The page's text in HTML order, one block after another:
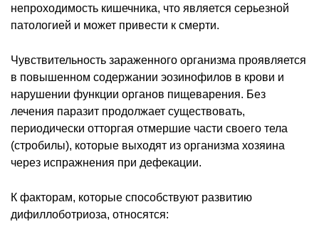
непроходимость кишечника, что является серьезной
патологией и может привести к смерти.
Чувствительность зараженного организма проявляется
в повышенном содержании эозинофилов в крови и
нарушении функции органов пищеварения. Без
лечения паразит продолжает существовать,
периодически отторгая отмершие части своего тела
(стробилы), которые выходят из организма хозяина
через испражнения при дефекации.
К факторам, которые способствуют развитию
дифиллоботриоза, относятся: